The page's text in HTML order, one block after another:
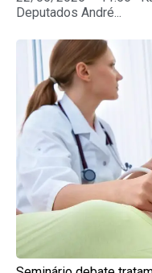
Deputados André...